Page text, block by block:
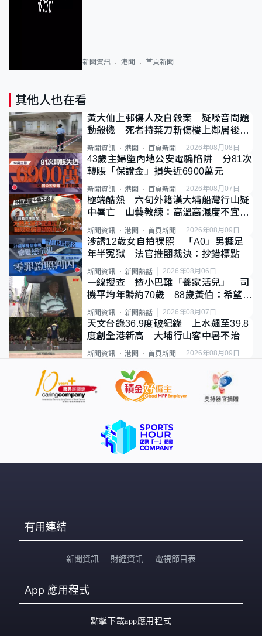
新聞資訊 港聞 首頁新聞
其他人也在看
黃大仙上邨傷人及自殺案 疑噪音問題
動殺機 死者持菜刀斬傷樓上鄰居後墮
斃
新聞資訊 港聞 首頁新聞 2026年08月08日
43歲主婦墮內地公安電騙陷阱 分81次
轉賬「保證金」損失近6900萬元
新聞資訊 港聞 首頁新聞 2026年08月07日
極端酷熱｜六旬外籍漢大埔船灣行山疑
中暑亡 山藝教練：高溫高濕度不宜遠
新聞資訊 港聞 首頁新聞 2026年08月09日
涉誘12歲女自拍祼照 「A0」男捱足
年半冤獄 法官推翻裁決：抄錯標點
新聞資訊 新聞熱話 2026年08月06日
一線搜查｜揸小巴難「養家活兒」 司
機平均年齡約70歲 88歲黃伯：希望一
直揸落去
新聞資訊 新聞熱話 2026年08月07日
天文台錄36.9度破紀錄 上水飆至39.8
度創全港新高 大埔行山客中暑不治
新聞資訊 港聞 首頁新聞 2026年08月09日
有用連結
新聞資訊 財經資訊 電視節目表
App 應用程式
點擊下載app應用程式